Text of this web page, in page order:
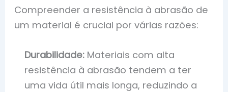
Compreender a resistência à abrasão de
um material é crucial por várias razões:
Durabilidade: Materiais com alta
resistência à abrasão tendem a ter
uma vida útil mais longa, reduzindo a